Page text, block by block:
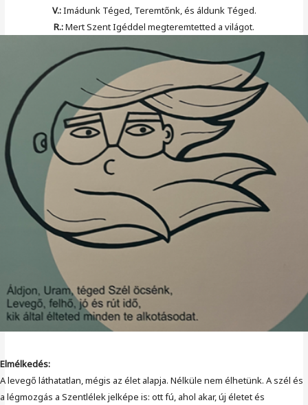
V.:Imádunk Téged, Teremtőnk, és áldunk Téged.
R.:Mert Szent Igéddel megteremtetted a világot.
Elmélkedés:
A levegő láthatatlan, mégis az élet alapja. Nélküle nem élhetünk. A szél és
a légmozgás a Szentlélek jelképe is: ott fú, ahol akar, új életet és